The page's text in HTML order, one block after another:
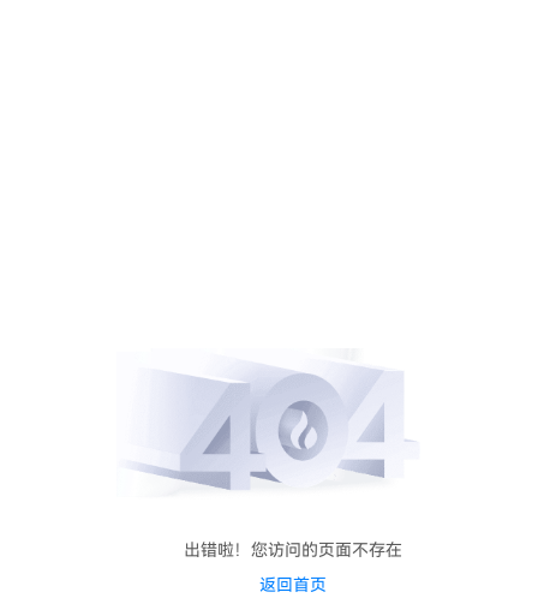
出错啦！您访问的页面不存在
返回首页